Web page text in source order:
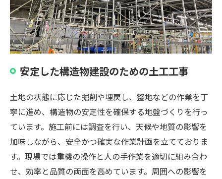
安定した構造物建設のための土工工事
土地の状態に応じた掘削や埋戻し、整地などの作業を丁
寧に進め、構造物の安定性を確保する地盤づくりを行っ
ています。施工前には調査を行い、天候や地質の影響を
加味しながら、安全かつ確実な作業計画を立てておりま
す。現場では重機の操作と人の手作業を適切に組み合わ
せ、効率と品質の両面を高めています。周囲への影響を